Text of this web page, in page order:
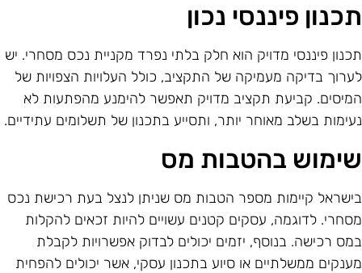
פיננסי נכון
פיננסי מדויק הוא חלק בלתי נפרד מקניית נכס מסחרי. יש
בדיקה מעמיקה של התקציב, כולל העלויות הצפויות של
קביעת תקציב מדויק תאפשר להימנע מהפתעות לא
בשלב מאוחר יותר, ותסייע בתכנון של תשלומים עתידיים.
בהטבות מס
קיימות מספר הטבות מס שניתן לנצל בעת רכישת נכס
לדוגמה, עסקים קטנים עשויים להיות זכאים להקלות
רכישה. בנוסף, יזמים יכולים לבדוק אפשרויות לקבלת
ממשלתיים או סיוע בתכנון עסקי, אשר יכולים להפחית